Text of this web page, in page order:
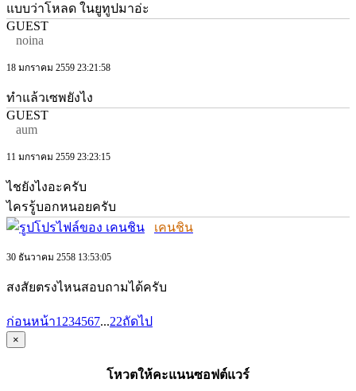
แบบว่าโหลด ในยูทูปมาอ่ะ
GUEST
noina
18 มกราคม 2559 23:21:58
ทำแล้วเซพยังไง
GUEST
aum
11 มกราคม 2559 23:23:15
ไชยังไงอะครับ
ไครรู้บอกหนอยครับ
เคนชิน
30 ธันวาคม 2558 13:53:05
สงสัยตรงไหนสอบถามได้ครับ
ก่อนหน้า1 234567...22ถัดไป
×
โหวตให้คะแนนซอฟต์แวร์